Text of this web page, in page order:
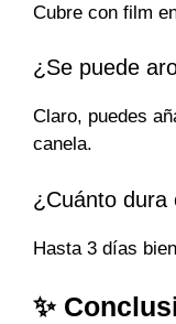
Cubre con film
¿Se puede
Claro, puedes
canela.
¿Cuánto dura
Hasta 3 días
✨